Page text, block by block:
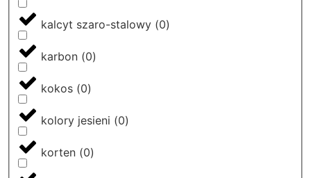
kalcyt szaro-stalowy (0)
karbon (0)
kokos (0)
kolory jesieni (0)
korten (0)